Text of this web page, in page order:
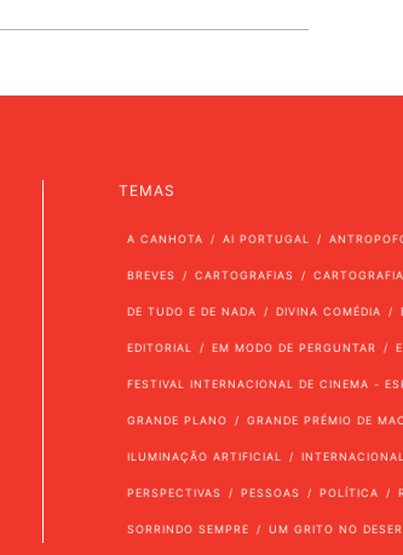
TEMAS
A CANHOTA AI PORTUGAL
BREVES CARTOGRAFIAS
DE TUDO E DE NADA DIVINA COMÉDIA
EDITORIAL EM MODO DE PERGUNTAR
FESTIVAL INTERNACIONAL DE CINEMA -
GRANDE PLANO GRANDE PRÉMIO DE
ILUMINAÇÃO ARTIFICIAL INTERNACIONAL
PERSPECTIVAS PESSOAS POLÍTICA
SORRINDO SEMPRE UM GRITO NO